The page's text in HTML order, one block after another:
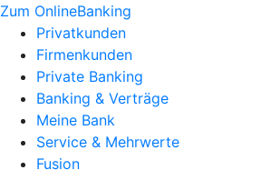
Zum OnlineBanking
Privatkunden
Firmenkunden
Private Banking
Banking & Verträge
Meine Bank
Service & Mehrwerte
Fusion